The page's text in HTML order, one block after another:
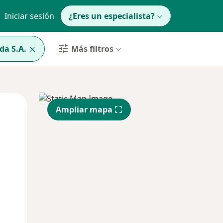
Iniciar sesión ¿Eres un especialista?
S.A. Más filtros
Jue
13 Ago
Vie
14 Ago
Ampliar mapa